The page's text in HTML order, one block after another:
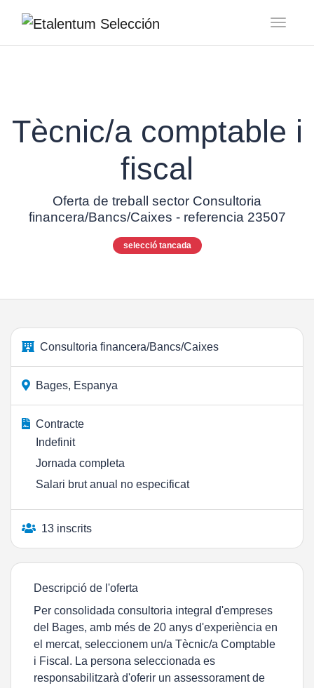
Tècnic/a comptable i
fiscal
Oferta de treball sector Consultoria
financera/Bancs/Caixes - referencia 23507
selecció tancada
Consultoria financera/Bancs/Caixes
Bages, Espanya
Contracte
Indefinit
Jornada completa
Salari brut anual no especificat
13 inscrits
Descripció de l'oferta
Per consolidada consultoria integral d'empreses
del Bages, amb més de 20 anys d'experiència en
el mercat, seleccionem un/a Tècnic/a Comptable
i Fiscal. La persona seleccionada es
responsabilitzarà d'oferir un assessorament de